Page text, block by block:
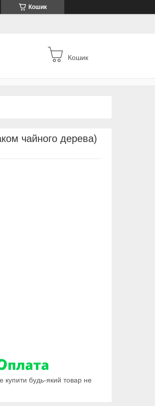
Кошик
Кошик
чайного дерева)
купити будь-який товар не